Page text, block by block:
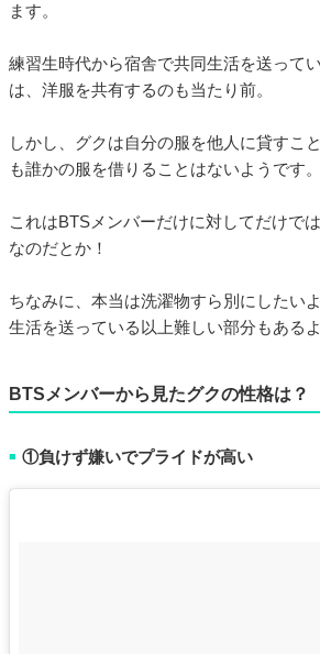
ます。
練習生時代から宿舎で共同生活を送って
は、洋服を共有するのも当たり前。
しかし、グクは自分の服を他人に貸すこ
も誰かの服を借りることはないようです。
これはBTSメンバーだけに対してだけで
なのだとか！
ちなみに、本当は洗濯物すら別にしたい
生活を送っている以上難しい部分もあるよ
BTSメンバーから見たグクの性格は？
■ ①負けず嫌いでプライドが高い